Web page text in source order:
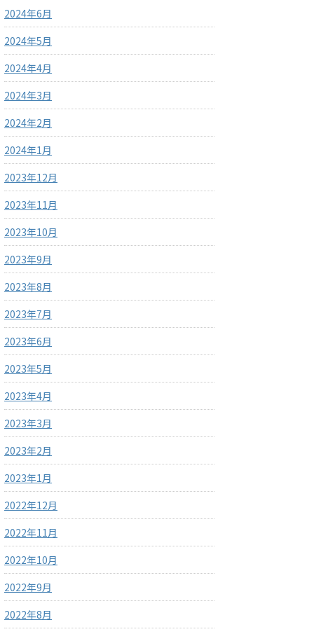
2024年6月
2024年5月
2024年4月
2024年3月
2024年2月
2024年1月
2023年12月
2023年11月
2023年10月
2023年9月
2023年8月
2023年7月
2023年6月
2023年5月
2023年4月
2023年3月
2023年2月
2023年1月
2022年12月
2022年11月
2022年10月
2022年9月
2022年8月